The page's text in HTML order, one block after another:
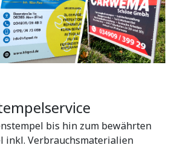
bis hin zum bewährten
inkl. Verbrauchsmaterialien